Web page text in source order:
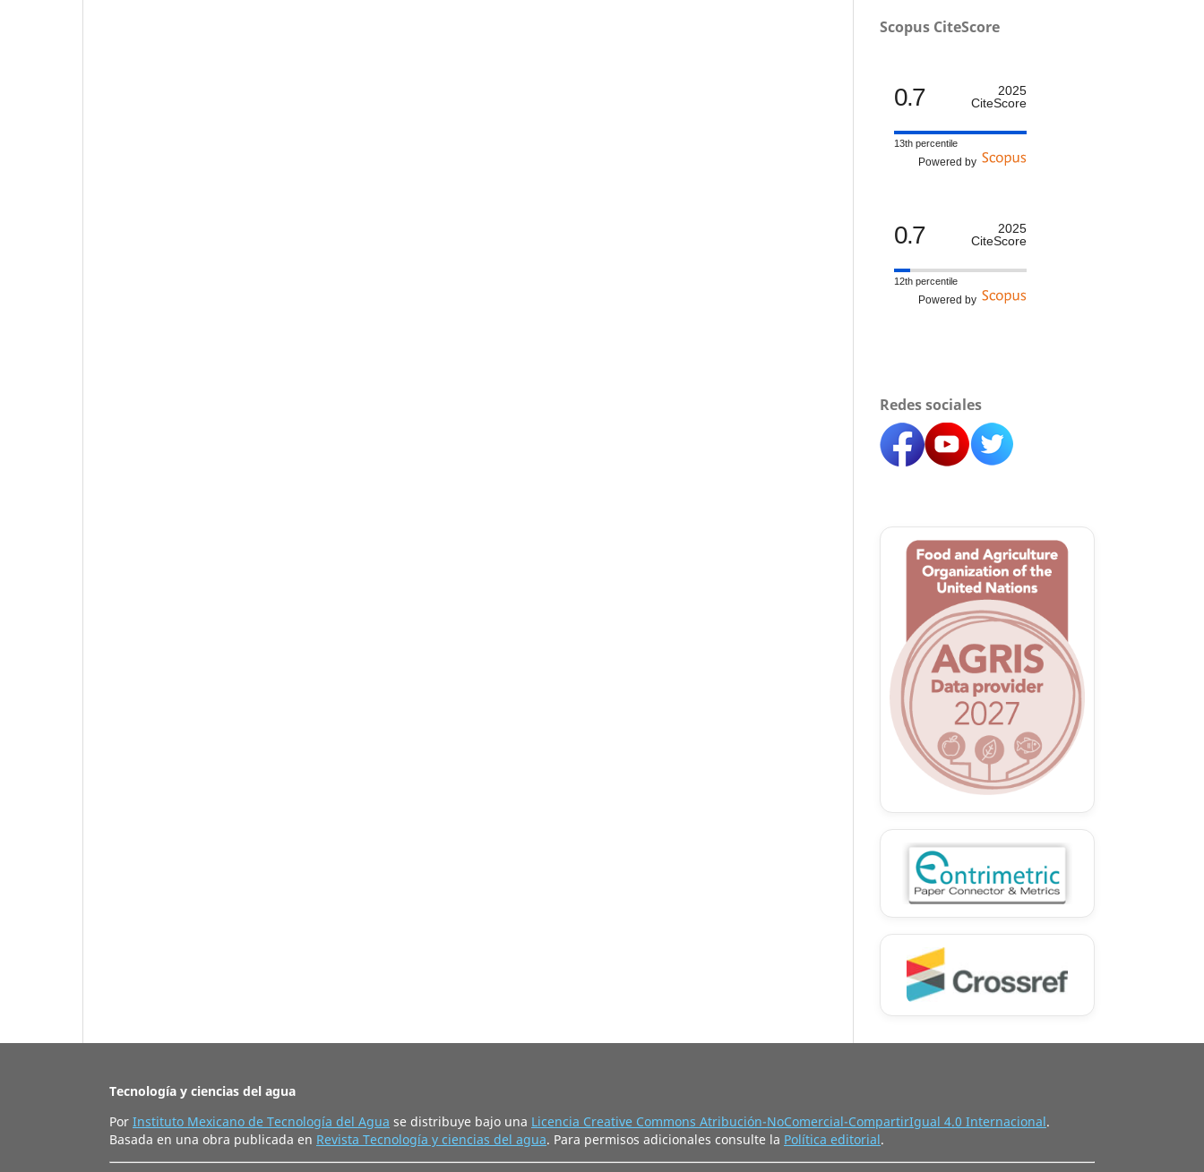
Scopus CiteScore
0.7
2025
CiteScore
13th percentile
Powered by
0.7
2025
CiteScore
12th percentile
Powered by
Redes sociales
Tecnología y ciencias del agua
Por Instituto Mexicano de Tecnología del Agua se distribuye bajo una Licencia Creative Commons Atribución-NoComercial-CompartirIgual 4.0 Internacional.
Basada en una obra publicada en Revista Tecnología y ciencias del agua. Para permisos adicionales consulte la Política editorial.